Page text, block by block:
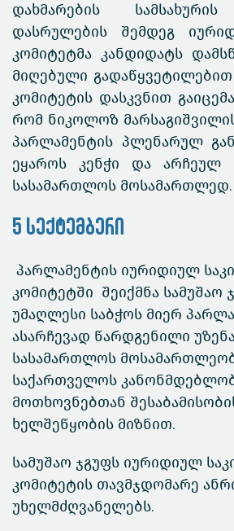
დახმარების
დასრულების შემდეგ
კომიტეტმა კანდიდატს
მიღებული გადაწყვეტილებით
კომიტეტის დასკვნით
რომ ნიკოლოზ
პარლამენტის პლენარულ
ეყაროს კენჭი და არჩეულ
სასამართლოს მოსამართლედ.
5 სექტემბერი
პარლამენტის იურიდიულ
კომიტეტში შეიქმნა სამუშაო
უმაღლესი საბჭოს მიერ
ასარჩევად წარდგენილი
სასამართლოს
საქართველოს
მოთხოვნებთან
ხელშეწყობის მიზნით.
სამუშაო ჯგუფს იურიდიულ
კომიტეტის თავმჯდომარე
უხელმძღვანელებს.